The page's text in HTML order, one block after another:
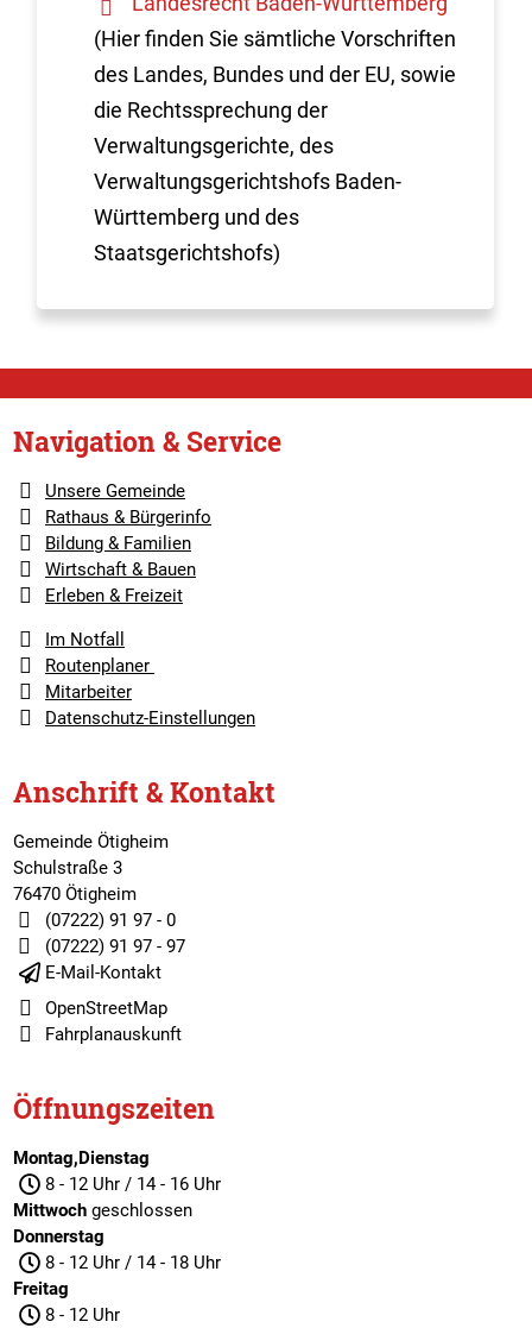
(Hier finden Sie sämtliche Vorschriften
des Landes, Bundes und der EU, sowie
die Rechtssprechung der
Verwaltungsgerichte, des
Verwaltungsgerichtshofs Baden-
Württemberg und des
Staatsgerichtshofs)
Navigation & Service
Unsere Gemeinde
Rathaus & Bürgerinfo
Bildung & Familien
Wirtschaft & Bauen
Erleben & Freizeit
Im Notfall
Routenplaner
Mitarbeiter
Datenschutz-Einstellungen
Anschrift & Kontakt
Gemeinde Ötigheim
Schulstraße 3
76470 Ötigheim
(07222) 91 97 - 0
(07222) 91 97 - 97
E-Mail-Kontakt
OpenStreetMap
Fahrplanauskunft
Öffnungszeiten
Montag,Dienstag
8 - 12 Uhr / 14 - 16 Uhr
Mittwochgeschlossen
Donnerstag
8 - 12 Uhr / 14 - 18 Uhr
Freitag
8 - 12 Uhr